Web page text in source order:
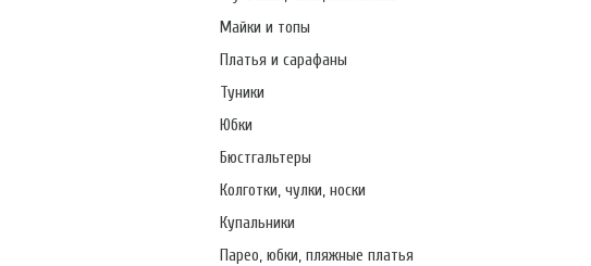
Майки и топы
Платья и сарафаны
Туники
Юбки
Бюстгальтеры
Колготки, чулки, носки
Купальники
Парео, юбки, пляжные платья